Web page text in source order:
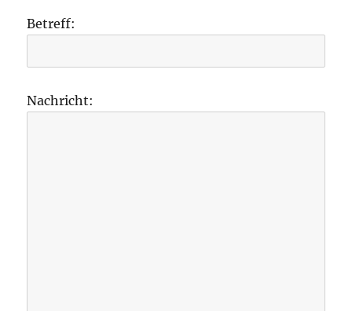
Betreff:
Nachricht: